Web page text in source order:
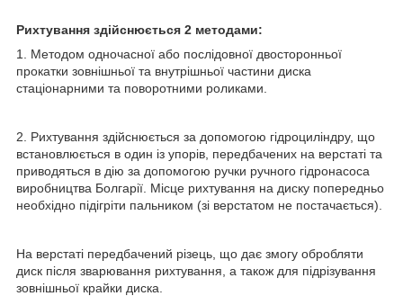
Рихтування здійснюється 2 методами:
1. Методом одночасної або послідовної двосторонньої
прокатки зовнішньої та внутрішньої частини диска
стаціонарними та поворотними роликами.
2. Рихтування здійснюється за допомогою гідроциліндру, що
встановлюється в один із упорів, передбачених на верстаті та
приводяться в дію за допомогою ручки ручного гідронасоса
виробництва Болгарії. Місце рихтування на диску попередньо
необхідно підігріти пальником (зі верстатом не постачається).
На верстаті передбачений різець, що дає змогу обробляти
диск після зварювання рихтування, а також для підрізування
зовнішньої крайки диска.